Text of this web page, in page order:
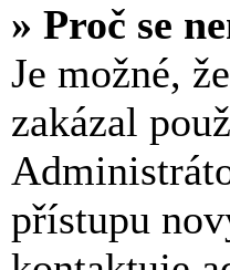
» Proč se
Je možné,
zakázal
přístupu